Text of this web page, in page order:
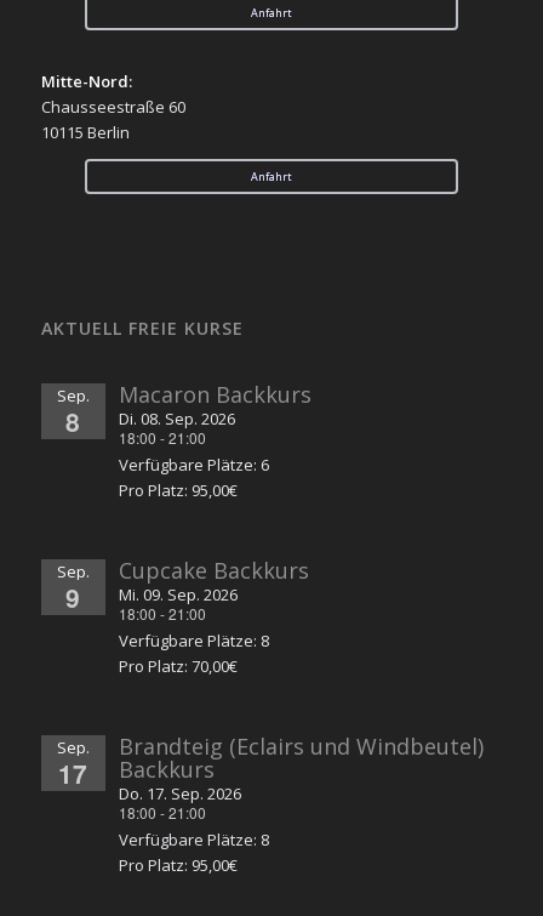
Anfahrt
Mitte-Nord:
Chausseestraße 60
10115 Berlin
Anfahrt
AKTUELL FREIE KURSE
Sep.
8
Macaron Backkurs
Di. 08. Sep. 2026
18:00 -21:00
Verfügbare Plätze: 6
Pro Platz: 95,00€
Sep.
9
Cupcake Backkurs
Mi. 09. Sep. 2026
18:00 -21:00
Verfügbare Plätze: 8
Pro Platz: 70,00€
Sep.
17
Brandteig (Eclairs und Windbeutel)
Backkurs
Do. 17. Sep. 2026
18:00 -21:00
Verfügbare Plätze: 8
Pro Platz: 95,00€